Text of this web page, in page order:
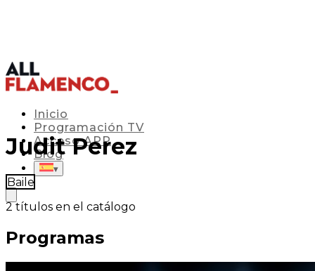
Inicio
Programación TV
Acceso APP
Blog
▾
Judit Perez
Baile
2 títulos en el catálogo
Programas